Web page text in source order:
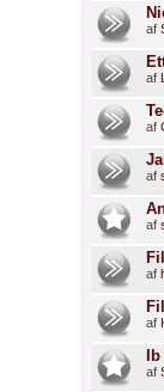
af
af
af
af
af
af
af
af